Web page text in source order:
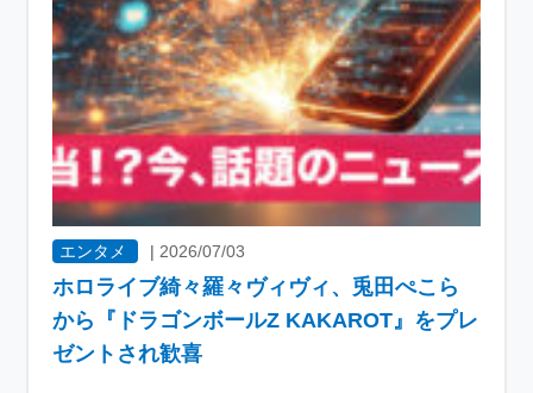
エンタメ | 2026/07/03
ホロライブ綺々羅々ヴィヴィ、兎田ぺこら
から『ドラゴンボールZ KAKAROT』をプレ
ゼントされ歓喜